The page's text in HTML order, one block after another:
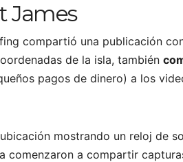
James
compartió una publicación
de la isla, también
pagos de dinero) a los
mostrando un reloj de
comenzaron a compartir